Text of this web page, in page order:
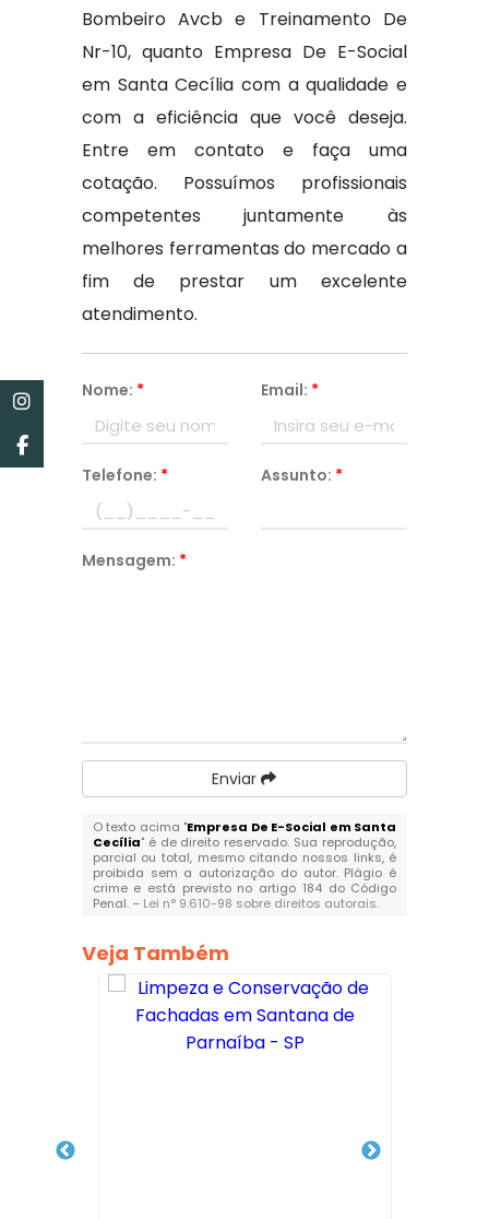
Bombeiro Avcb e Treinamento De
Nr-10, quanto Empresa De E-Social
em Santa Cecília com a qualidade e
com a eficiência que você deseja.
Entre em contato e faça uma
cotação. Possuímos profissionais
competentes juntamente às
melhores ferramentas do mercado a
fim de prestar um excelente
atendimento.
Nome: * Email: *
Telefone: * Assunto: *
Mensagem: *
Enviar
O texto acima "Empresa De E-Social em Santa
Cecília" é de direito reservado. Sua reprodução,
parcial ou total, mesmo citando nossos links, é
proibida sem a autorização do autor. Plágio é
crime e está previsto no artigo 184 do Código
Penal. – Lei n° 9.610-98 sobre direitos autorais.
Veja Também